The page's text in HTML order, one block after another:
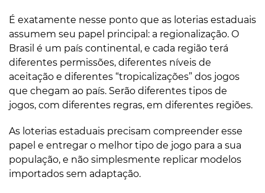
É exatamente nesse ponto que as loterias estaduais
assumem seu papel principal: a regionalização. O
Brasil é um país continental, e cada região terá
diferentes permissões, diferentes níveis de
aceitação e diferentes “tropicalizações” dos jogos
que chegam ao país. Serão diferentes tipos de
jogos, com diferentes regras, em diferentes regiões.
As loterias estaduais precisam compreender esse
papel e entregar o melhor tipo de jogo para a sua
população, e não simplesmente replicar modelos
importados sem adaptação.